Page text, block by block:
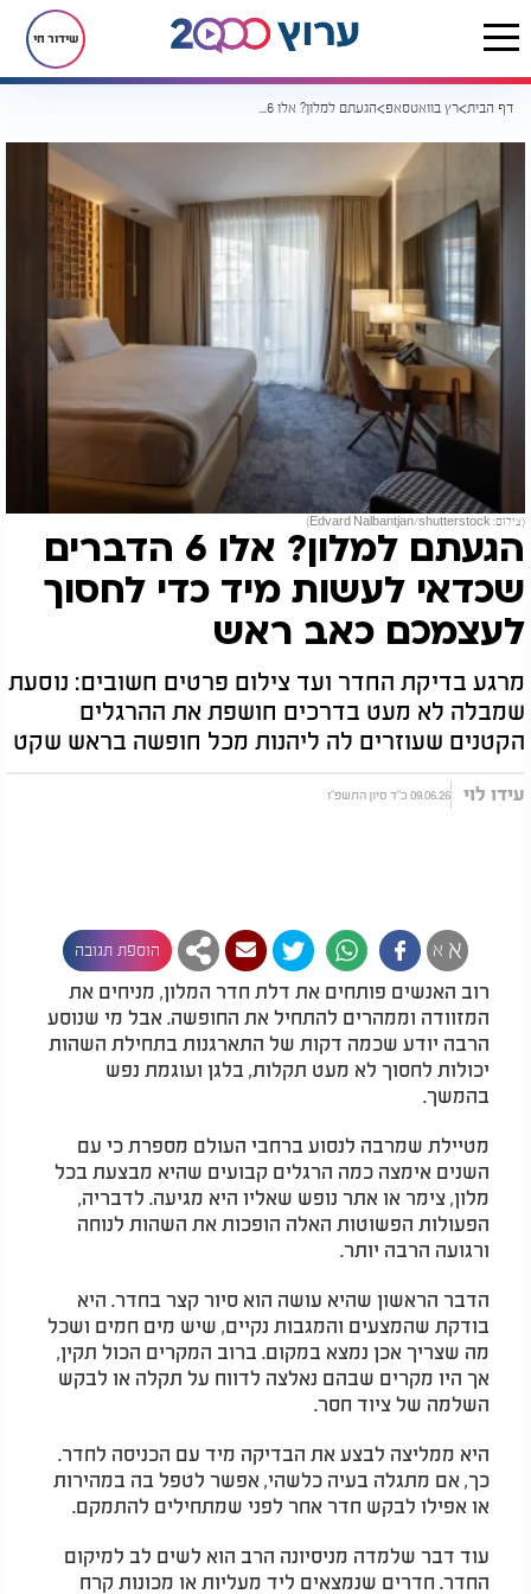
שידור חי
דף הבית רץ בוואטסאפ הגעתם למלון? אלו 6 הדברים שכדאי לעשות מיד כדי לחסוך לעצמכם כאב ראש
(צילום: Edvard Nalbantjan/shutterstock)
הגעתם למלון? אלו 6 הדברים
שכדאי לעשות מיד כדי לחסוך
לעצמכם כאב ראש
מרגע בדיקת החדר ועד צילום פרטים חשובים: נוסעת
שמבלה לא מעט בדרכים חושפת את ההרגלים
הקטנים שעוזרים לה ליהנות מכל חופשה בראש שקט
עידו לוי 09.06.26 כ"ד סיון התשפ"ו
א א הוספת תגובה
רוב האנשים פותחים את דלת חדר המלון, מניחים את
המזוודה וממהרים להתחיל את החופשה. אבל מי שנוסע
הרבה יודע שכמה דקות של התארגנות בתחילת השהות
יכולות לחסוך לא מעט תקלות, בלגן ועוגמת נפש
בהמשך.
מטיילת שמרבה לנסוע ברחבי העולם מספרת כי עם
השנים אימצה כמה הרגלים קבועים שהיא מבצעת בכל
מלון, צימר או אתר נופש שאליו היא מגיעה. לדבריה,
הפעולות הפשוטות האלה הופכות את השהות לנוחה
ורגועה הרבה יותר.
הדבר הראשון שהיא עושה הוא סיור קצר בחדר. היא
בודקת שהמצעים והמגבות נקיים, שיש מים חמים ושכל
מה שצריך אכן נמצא במקום. ברוב המקרים הכול תקין,
אך היו מקרים שבהם נאלצה לדווח על תקלה או לבקש
השלמה של ציוד חסר.
היא ממליצה לבצע את הבדיקה מיד עם הכניסה לחדר.
כך, אם מתגלה בעיה כלשהי, אפשר לטפל בה במהירות
או אפילו לבקש חדר אחר לפני שמתחילים להתמקם.
עוד דבר שלמדה מניסיונה הרב הוא לשים לב למיקום
החדר. חדרים שנמצאים ליד מעליות או מכונות קרח